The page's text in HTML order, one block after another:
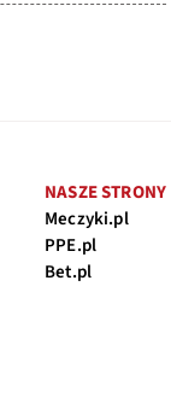
NASZE STRONY
Meczyki.pl
PPE.pl
Bet.pl